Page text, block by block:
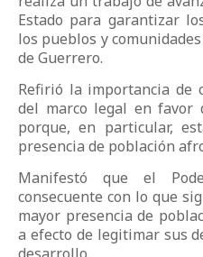
Estado para garantizar
los pueblos y
de Guerrero.
Refirió la importancia de
del marco legal en favor
porque, en particular,
presencia de población
Manifestó que el
consecuente con lo que
mayor presencia de
a efecto de legitimar sus